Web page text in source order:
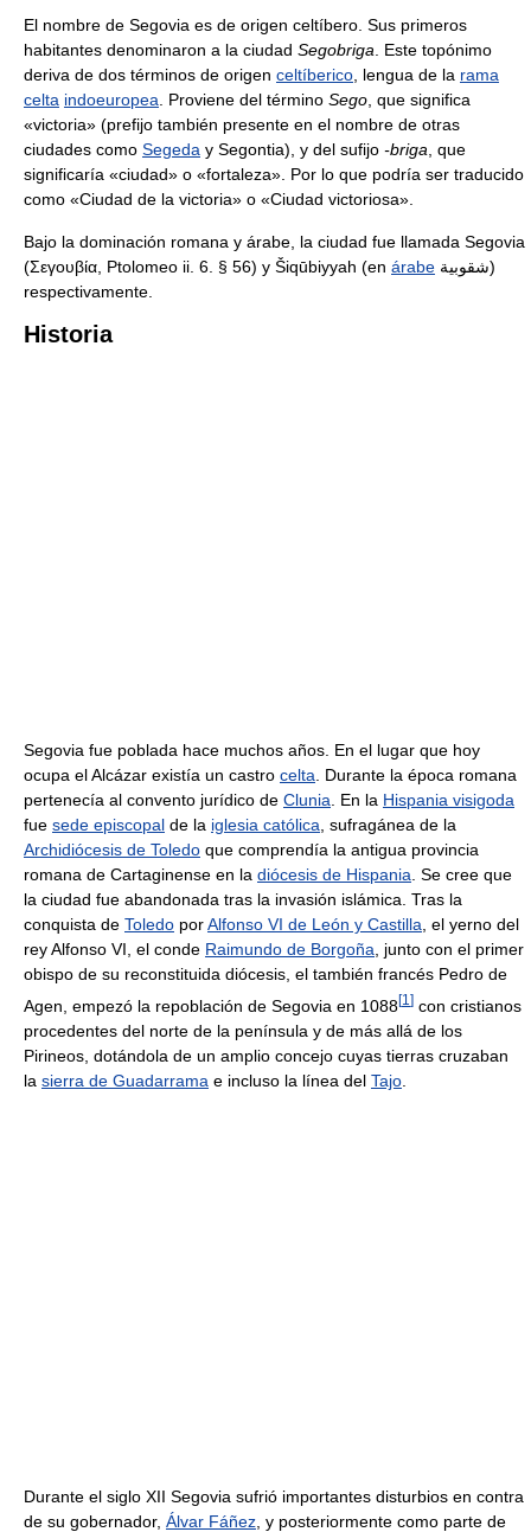
El nombre de Segovia es de origen celtíbero. Sus primeros
habitantes denominaron a la ciudad Segobriga . Este topónimo
deriva de dos términos de origen celtíberico , lengua de la rama
celta indoeuropea . Proviene del término Sego , que significa
«victoria» (prefijo también presente en el nombre de otras
ciudades como Segeda y Segontia), y del sufijo -briga , que
significaría «ciudad» o «fortaleza». Por lo que podría ser traducido
como «Ciudad de la victoria» o «Ciudad victoriosa».
Bajo la dominación romana y árabe, la ciudad fue llamada Segovia
(Σεγουβία, Ptolomeo ii. 6. § 56) y Šiqūbiyyah (en árabe
respectivamente.
Historia
Segovia fue poblada hace muchos años. En el lugar que hoy
ocupa el Alcázar existía un castro celta . Durante la época romana
pertenecía al convento jurídico de Clunia . En la Hispania visigoda
fue sede episcopal de la iglesia católica , sufragánea de la
Archidiócesis de Toledo que comprendía la antigua provincia
romana de Cartaginense en la diócesis de Hispania . Se cree que
la ciudad fue abandonada tras la invasión islámica. Tras la
conquista de Toledo porAlfonso VI de León y Castilla , el yerno del
rey Alfonso VI, el conde Raimundo de Borgoña , junto con el primer
obispo de su reconstituida diócesis, el también francés Pedro de
Agen, empezó la repoblación de Segovia en 1088[1 ] con cristianos
procedentes del norte de la península y de más allá de los
Pirineos, dotándola de un amplio concejo cuyas tierras cruzaban
la sierra de Guadarrama e incluso la línea del Tajo
Durante el siglo XII Segovia sufrió importantes disturbios en contra
de su gobernador, Álvar Fáñez , y posteriormente como parte de